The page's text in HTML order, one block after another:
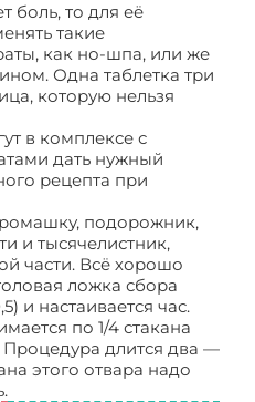
боль, то для её
такие
как но-шпа, или же
Одна таблетка три
которую нельзя
в комплексе с
дать нужный
рецепта при
подорожник,
и тысячелистник,
части. Всё хорошо
ложка сбора
и настаивается час.
по 1/4 стакана
длится два —
этого отвара надо